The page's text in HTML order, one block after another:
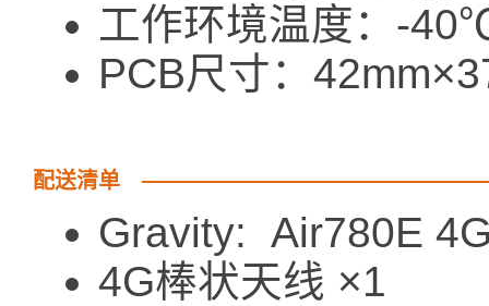
工作环境温度：-
PCB尺寸：
配送清单
Gravity: Air780E
4G棒状天线 ×1